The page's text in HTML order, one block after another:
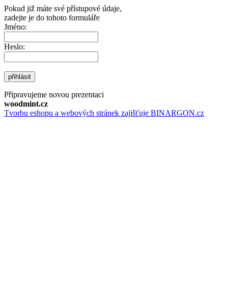
Pokud již máte své přístupové údaje,
zadejte je do tohoto formuláře
Jméno:
Heslo:
přihlásit
Připravujeme novou prezentaci
woodmint.cz
Tvorbu eshopu a webových stránek zajišťuje BINARGON.cz